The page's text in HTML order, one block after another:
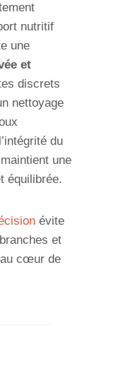
nutritif
une
et
discrets
nettoyage
du
une
équilibrée.
évite
et
au cœur de